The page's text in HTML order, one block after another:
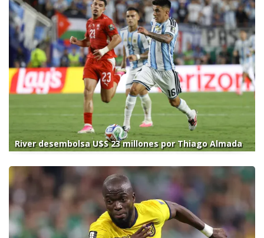
River desembolsa U$S 23 millones por Thiago Almada